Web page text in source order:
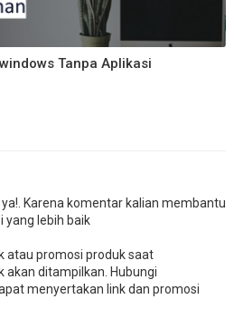
Tanpa Aplikasi
Karena komentar kalian membantu
yang lebih baik
atau promosi produk saat
akan ditampilkan. Hubungi
menyertakan link dan promosi